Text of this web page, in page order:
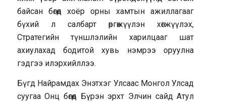
байсан бөгөөд хоёр орны хамтын ажиллагааг
бүхий л салбарт өргөжүүлэн хөгжүүлэх,
Стратегийн түншлэлийн харилцааг шат
ахиулахад бодитой хувь нэмрээ оруулна
гэдгээ илэрхийллээ.
Бүгд Найрамдах Энэтхэг Улсаас Монгол Улсад
суугаа Онц бөгөөд Бүрэн эрхт Элчин сайд Атул